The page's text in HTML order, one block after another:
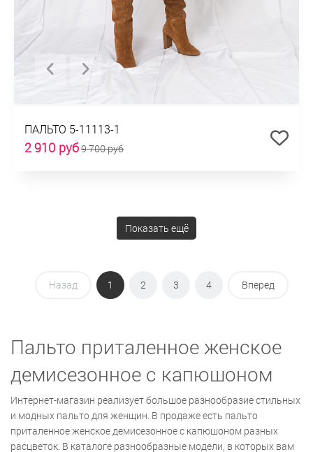
ПАЛЬТО 5-11113-1
2 910 руб9 700 руб
Показать ещё
Назад 1 2 3 4 Вперед
Пальто приталенное женское
демисезонное с капюшоном
Интернет-магазин реализует большое разнообразие стильных
и модных пальто для женщин. В продаже есть пальто
приталенное женское демисезонное с капюшоном разных
расцветок. В каталоге разнообразные модели, в которых вам